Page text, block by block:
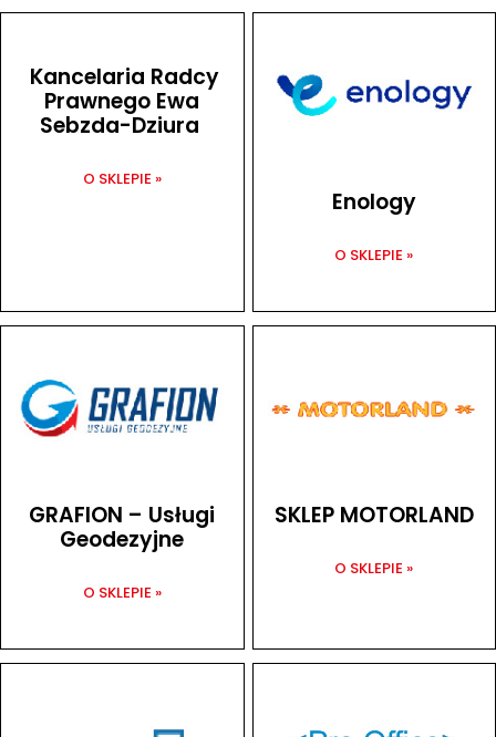
Kancelaria Radcy
Prawnego Ewa
Sebzda-Dziura
O SKLEPIE »
Enology
O SKLEPIE »
GRAFION – Usługi
Geodezyjne
O SKLEPIE »
SKLEP MOTORLAND
O SKLEPIE »